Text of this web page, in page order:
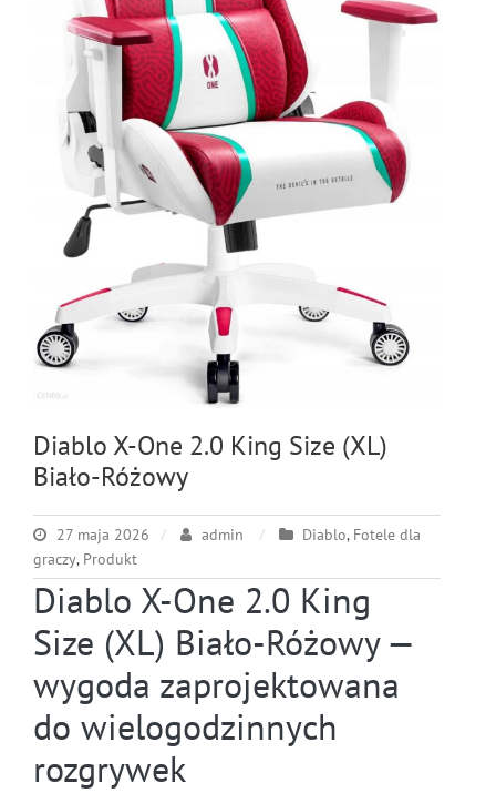
Diablo X-One 2.0 King Size (XL)
Biało-Różowy
27 maja 2026 admin Diablo, Fotele dla
graczy, Produkt
Diablo X-One 2.0 King
Size (XL) Biało-Różowy —
wygoda zaprojektowana
do wielogodzinnych
rozgrywek